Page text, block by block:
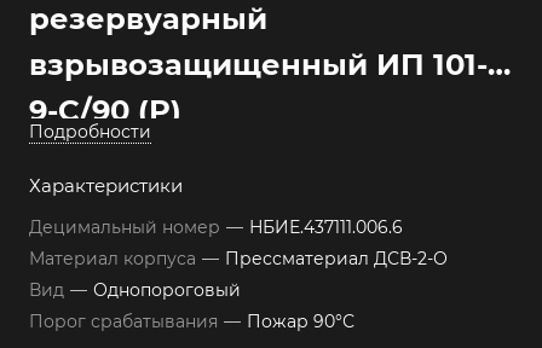
резервуарный
взрывозащищенный ИП 101-
9-С/90 (Р)
Подробности
Характеристики
Децимальный номер — НБИЕ.437111.006.6
Материал корпуса — Прессматериал ДСВ-2-О
Вид — Однопороговый
Порог срабатывания — Пожар 90°С